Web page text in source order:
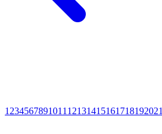
1 234567891011 12131415161718192021